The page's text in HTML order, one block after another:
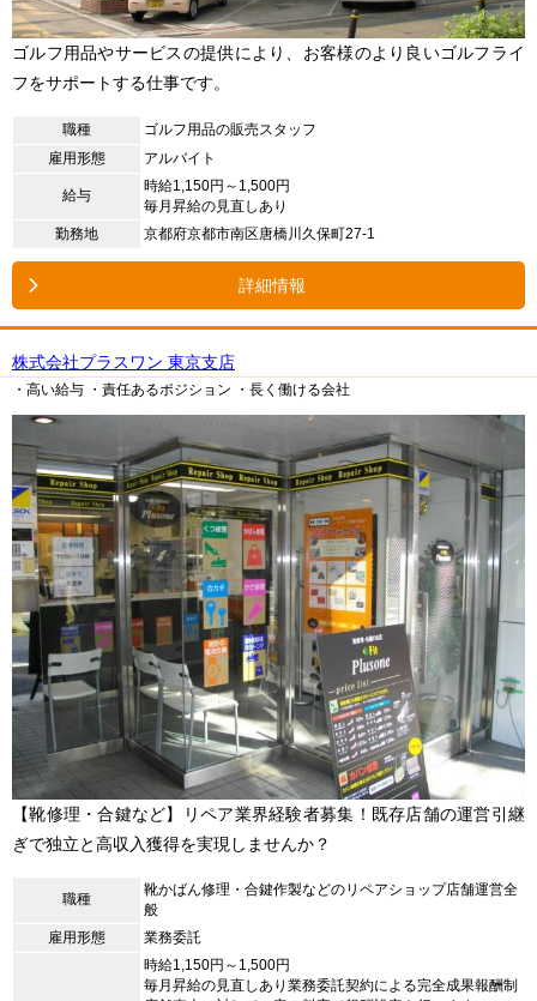
ゴルフ用品やサービスの提供により、お客様のより良いゴルフライ
フをサポートする仕事です。
職種
ゴルフ用品の販売スタッフ
雇用形態
アルバイト
給与
時給1,150円～1,500円
毎月昇給の見直しあり
勤務地
京都府京都市南区唐橋川久保町27-1
詳細情報
株式会社プラスワン 東京支店
・高い給与 ・責任あるポジション ・長く働ける会社
【靴修理・合鍵など】リペア業界経験者募集！既存店舗の運営引継
ぎで独立と高収入獲得を実現しませんか？
職種
靴かばん修理・合鍵作製などのリペアショップ店舗運営全
般
雇用形態
業務委託
時給1,150円～1,500円
毎月昇給の見直しあり業務委託契約による完全成果報酬制